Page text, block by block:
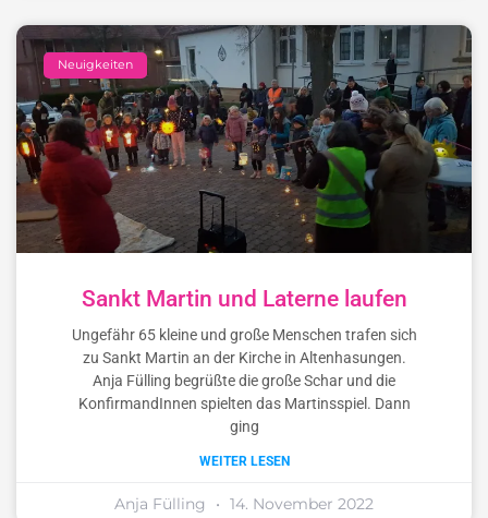
Neuigkeiten
Sankt Martin und Laterne laufen
Ungefähr 65 kleine und große Menschen trafen sich
zu Sankt Martin an der Kirche in Altenhasungen.
Anja Fülling begrüßte die große Schar und die
KonfirmandInnen spielten das Martinsspiel. Dann
ging
WEITER LESEN
Anja Fülling 14. November 2022